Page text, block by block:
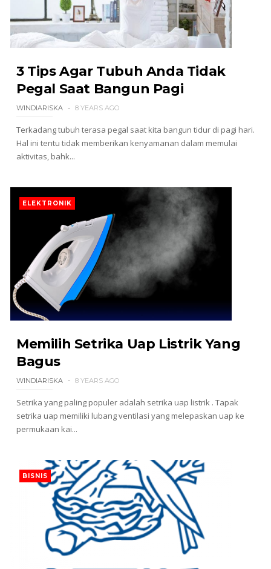
3 Tips Agar Tubuh Anda Tidak
Pegal Saat Bangun Pagi
WINDIARISKA 8 YEARS AGO
Terkadang tubuh terasa pegal saat kita bangun tidur di pagi hari.
Hal ini tentu tidak memberikan kenyamanan dalam memulai
aktivitas, bahk...
ELEKTRONIK
Memilih Setrika Uap Listrik Yang
Bagus
WINDIARISKA 8 YEARS AGO
Setrika yang paling populer adalah setrika uap listrik . Tapak
setrika uap memiliki lubang ventilasi yang melepaskan uap ke
permukaan kai...
BISNIS